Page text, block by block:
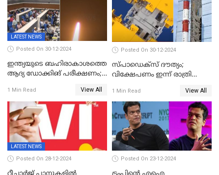
LATEST NEWS
Posted On 30-12-2024
ഇന്ത്യയുടെ ബഹിരാകാശത്തെ
ആദ്യ ഡോക്കിങ് പരീക്ഷണം;
വിജയം
1 Min Read View All
Posted On 30-12-2024
സ്പാഡെക്‌സ് ദൗത്യം;
വിക്ഷേപണം ഇന്ന് രാത്രി
1 Min Read View All
LATEST NEWS
Posted On 28-12-2024 Posted On 23-12-2024